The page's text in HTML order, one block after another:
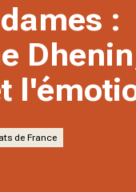
:
de France